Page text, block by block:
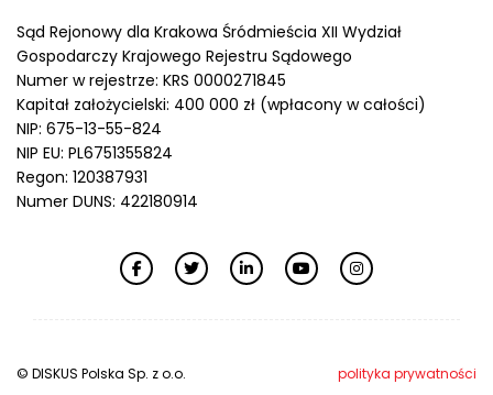
Sąd Rejonowy dla Krakowa Śródmieścia XII Wydział
Gospodarczy Krajowego Rejestru Sądowego
Numer w rejestrze: KRS 0000271845
Kapitał założycielski: 400 000 zł (wpłacony w całości)
NIP: 675-13-55-824
NIP EU: PL6751355824
Regon: 120387931
Numer DUNS: 422180914
© DISKUS Polska Sp. z o.o. polityka prywatności